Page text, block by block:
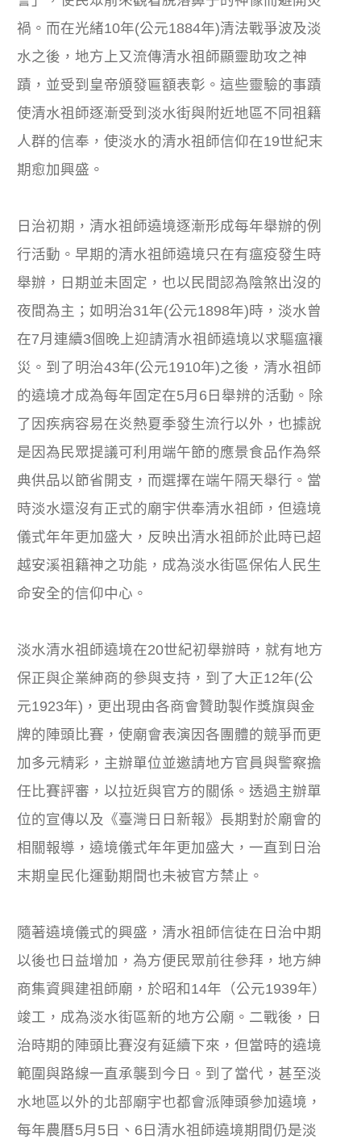
禍。而在光緒10年(公元1884年)清法戰爭波及淡
水之後，地方上又流傳清水祖師顯靈助攻之神
蹟，並受到皇帝頒發匾額表彰。這些靈驗的事蹟
使清水祖師逐漸受到淡水街與附近地區不同祖籍
人群的信奉，使淡水的清水祖師信仰在19世紀末
期愈加興盛。
日治初期，清水祖師遶境逐漸形成每年舉辦的例
行活動。早期的清水祖師遶境只在有瘟疫發生時
舉辦，日期並未固定，也以民間認為陰煞出沒的
夜間為主；如明治31年(公元1898年)時，淡水曾
在7月連續3個晚上迎請清水祖師遶境以求驅瘟禳
災。到了明治43年(公元1910年)之後，清水祖師
的遶境才成為每年固定在5月6日舉辨的活動。除
了因疾病容易在炎熱夏季發生流行以外，也據說
是因為民眾提議可利用端午節的應景食品作為祭
典供品以節省開支，而選擇在端午隔天舉行。當
時淡水還沒有正式的廟宇供奉清水祖師，但遶境
儀式年年更加盛大，反映出清水祖師於此時已超
越安溪祖籍神之功能，成為淡水街區保佑人民生
命安全的信仰中心。
淡水清水祖師遶境在20世紀初舉辦時，就有地方
保正與企業紳商的參與支持，到了大正12年(公
元1923年)，更出現由各商會贊助製作獎旗與金
牌的陣頭比賽，使廟會表演因各團體的競爭而更
加多元精彩，主辦單位並邀請地方官員與警察擔
任比賽評審，以拉近與官方的關係。透過主辦單
位的宣傳以及《臺灣日日新報》長期對於廟會的
相關報導，遶境儀式年年更加盛大，一直到日治
末期皇民化運動期間也未被官方禁止。
隨著遶境儀式的興盛，清水祖師信徒在日治中期
以後也日益增加，為方便民眾前往參拜，地方紳
商集資興建祖師廟，於昭和14年（公元1939年）
竣工，成為淡水街區新的地方公廟。二戰後，日
治時期的陣頭比賽沒有延續下來，但當時的遶境
範圍與路線一直承襲到今日。到了當代，甚至淡
水地區以外的北部廟宇也都會派陣頭參加遶境，
每年農曆5月5日、6日清水祖師遶境期間仍是淡